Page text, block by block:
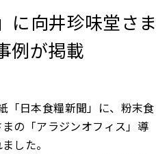
に向井珍味堂さま
例が掲載
「日本食糧新聞」に、粉末食
の「アラジンオフィス」導
した。